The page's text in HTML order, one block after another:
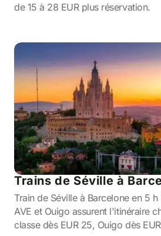
de 15 à 28 EUR plus réservation.
Trains de Séville à
Train de Séville à Barcelone en 5
AVE et Ouigo assurent l'itinéraire
classe dès EUR 25, Ouigo dès